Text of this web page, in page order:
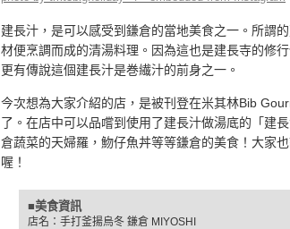
建長汁，是可以感受到鎌倉的當地美食之一。所謂
材便烹調而成的清湯料理。因為這也是建長寺的修
更有傳說這個建長汁是巻繊汁的前身之一。
今次想為大家介紹的店，是被刊登在米其林Bib
了。在店中可以品嚐到使用了建長汁做湯底的「建
倉蔬菜的天婦羅，魩仔魚丼等等鎌倉的美食！大家
喔！
■美食資訊
店名：手打釜揚烏冬 鎌倉 MIYOSHI